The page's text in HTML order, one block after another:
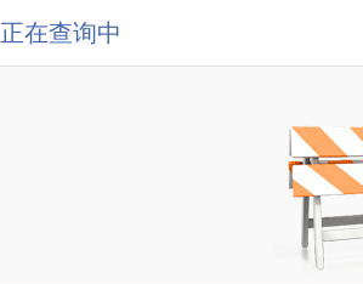
正在查询中